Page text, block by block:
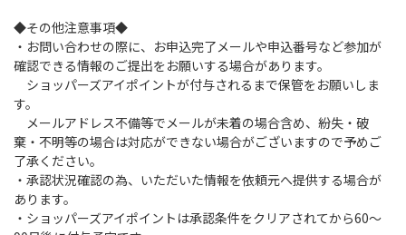
◆その他注意事項◆
・お問い合わせの際に、お申込完了メールや申込番号など参加が
確認できる情報のご提出をお願いする場合があります。
ショッパーズアイポイントが付与されるまで保管をお願いしま
す。
メールアドレス不備等でメールが未着の場合含め、紛失・破
棄・不明等の場合は対応ができない場合がございますので予めご
了承ください。
・承認状況確認の為、いただいた情報を依頼元へ提供する場合が
あります。
・ショッパーズアイポイントは承認条件をクリアされてから60～